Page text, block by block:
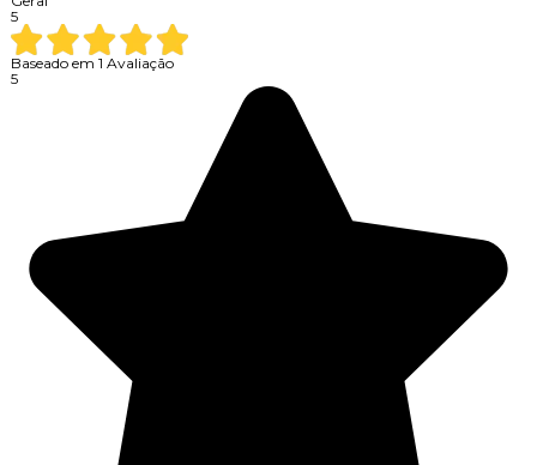
5
Baseado em 1 Avaliação
5